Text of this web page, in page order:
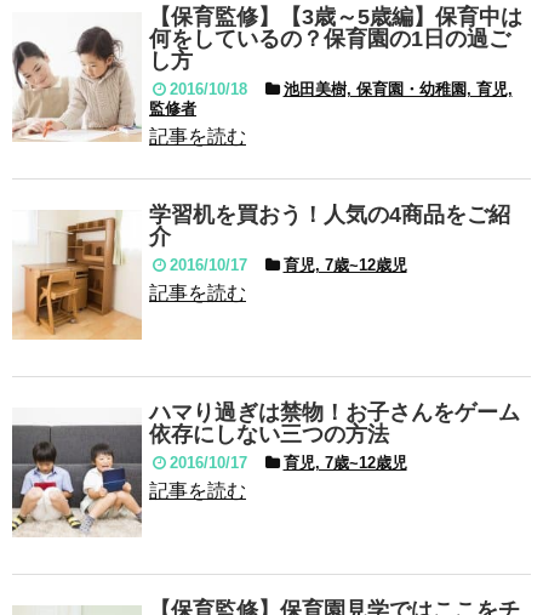
【保育監修】【3歳～5歳編】保育中は
何をしているの？保育園の1日の過ご
し方
2016/10/18
池田美樹, 保育園・幼稚園, 育児,
監修者
記事を読む
学習机を買おう！人気の4商品をご紹
介
2016/10/17 育児, 7歳~12歳児
記事を読む
ハマり過ぎは禁物！お子さんをゲーム
依存にしない三つの方法
2016/10/17 育児, 7歳~12歳児
記事を読む
【保育監修】保育園見学ではここをチ